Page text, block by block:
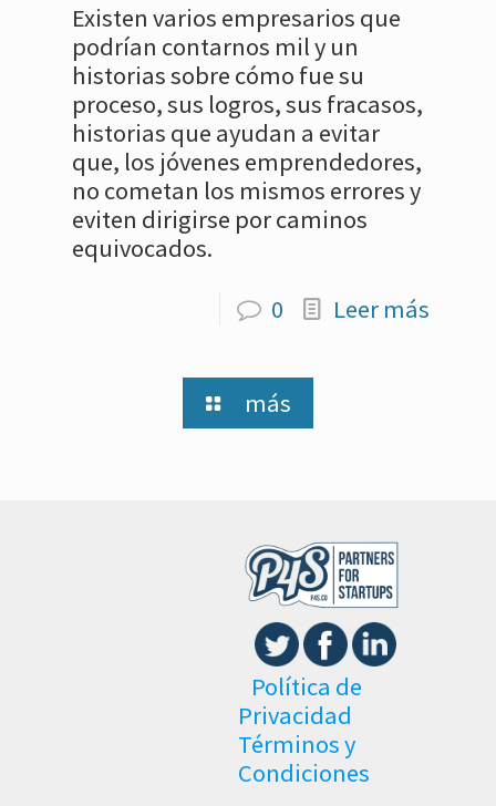
Existen varios empresarios que
podrían contarnos mil y un
historias sobre cómo fue su
proceso, sus logros, sus fracasos,
historias que ayudan a evitar
que, los jóvenes emprendedores,
no cometan los mismos errores y
eviten dirigirse por caminos
equivocados.
0
Leer más
más
Política de
Privacidad
Términos y
Condiciones